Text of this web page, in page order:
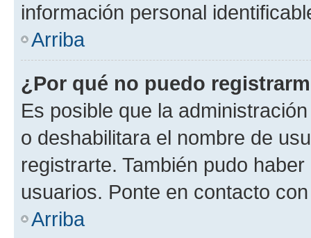
información personal
Arriba
¿Por qué no puedo
Es posible que la
o deshabilitara el nombre de
registrarte. También pudo
usuarios. Ponte en contacto
Arriba